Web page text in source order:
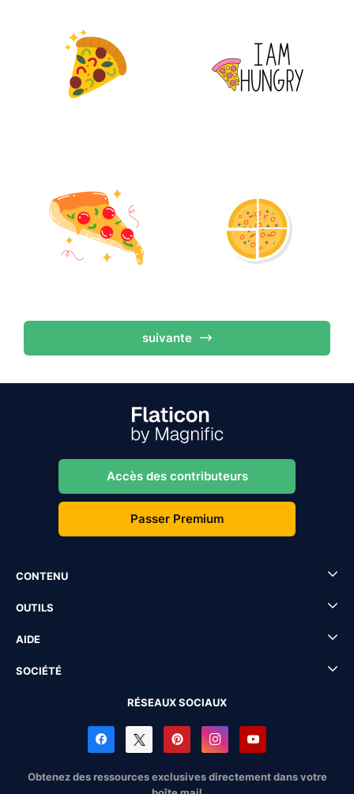
suivante
Accès des contributeurs
Passer Premium
CONTENU
OUTILS
AIDE
SOCIÉTÉ
RÉSEAUX SOCIAUX
Obtenez des ressources exclusives directement dans votre